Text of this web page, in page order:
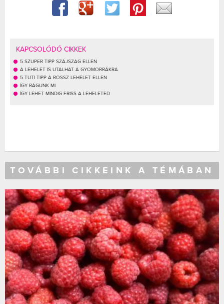
KAPCSOLÓDÓ CIKKEK
5 SZUPER TIPP SZÁJSZAG ELLEN
A LEHELET IS UTALHAT A GYOMORRÁKRA
5 TUTI TIPP A ROSSZ LEHELET ELLEN
ÍGY RÁGUNK MI
ÍGY LEHET MINDIG FRISS A LEHELETED
TOVÁBBI CIKKEINK A TÉMÁBAN